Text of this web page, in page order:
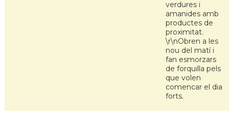
verdures i
amanides amb
productes de
proximitat.
\r\nObren a les
nou del matí i
fan esmorzars
de forquilla pels
que volen
comencar el dia
forts.